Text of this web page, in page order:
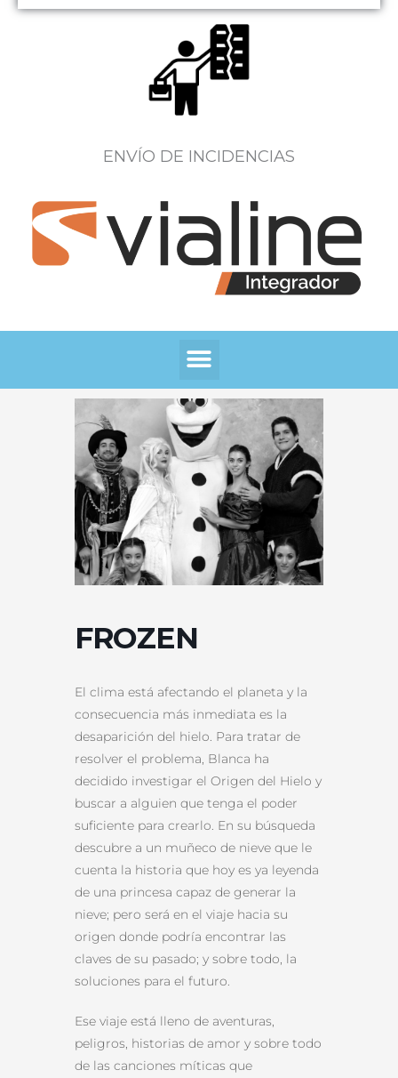
ENVÍO DE INCIDENCIAS
Menú
FROZEN
El clima está afectando el planeta y la
consecuencia más inmediata es la
desaparición del hielo. Para tratar de
resolver el problema, Blanca ha
decidido investigar el Origen del Hielo y
buscar a alguien que tenga el poder
suficiente para crearlo. En su búsqueda
descubre a un muñeco de nieve que le
cuenta la historia que hoy es ya leyenda
de una princesa capaz de generar la
nieve; pero será en el viaje hacia su
origen donde podría encontrar las
claves de su pasado; y sobre todo, la
soluciones para el futuro.
Ese viaje está lleno de aventuras,
peligros, historias de amor y sobre todo
de las canciones míticas que